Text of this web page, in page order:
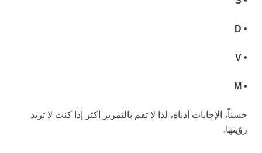
• D
• V
• M
حسناً، الإجابات أدناه، لذا لا تقم بالتمرير أكثر إذا كنت لا تريد
رؤيتها.